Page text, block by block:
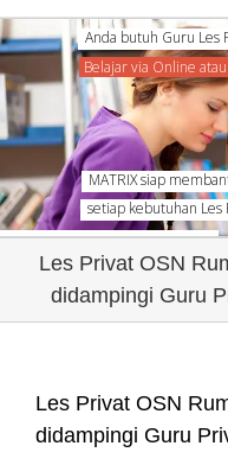
MATRIX siap
setiap kebutuhan Les
Les Privat OSN
didampingi Guru
Les Privat OSN
didampingi Guru